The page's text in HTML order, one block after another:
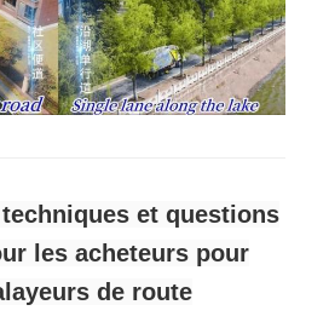
et questions
les acheteurs pour
de route